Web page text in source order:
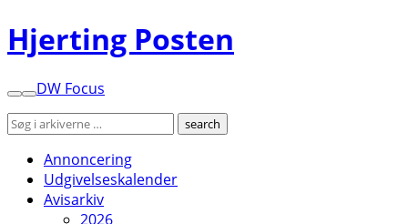
Hjerting Posten
DW Focus
Annoncering
Udgivelseskalender
Avisarkiv
2026